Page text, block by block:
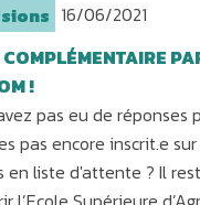
16/06/2021
!
pas eu de réponses
pas encore inscrit.e
liste d'attente ? Il